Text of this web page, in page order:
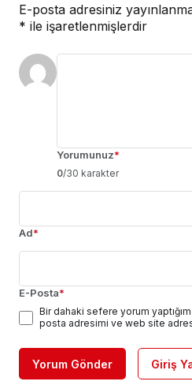
E-posta adresiniz
* ile işaretlenmişlerdir
Yorumunuz*
0/30 karakter
Ad*
E-Posta*
Bir dahaki sefere yorum
posta adresimi ve web site
Yorum Gönder Giriş